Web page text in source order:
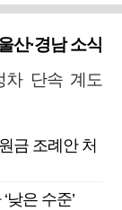
산·경남 소식
차 단속 계도
금 조례안 처
낮은 수준’